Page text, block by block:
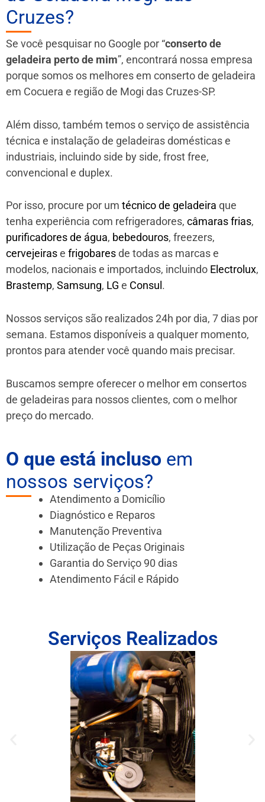
Cruzes?
Se você pesquisar no Google por “conserto de
geladeira perto de mim”, encontrará nossa empresa
porque somos os melhores em conserto de geladeira
em Cocuera e região de Mogi das Cruzes-SP.
Além disso, também temos o serviço de assistência
técnica e instalação de geladeiras domésticas e
industriais, incluindo side by side, frost free,
convencional e duplex.
Por isso, procure por um técnico de geladeira que
tenha experiência com refrigeradores, câmaras frias,
purificadores de água, bebedouros, freezers,
cervejeirase frigobaresde todas as marcas e
modelos, nacionais e importados, incluindo Electrolux,
Brastemp, Samsung, LG e Consul .
Nossos serviços são realizados 24h por dia, 7 dias por
semana. Estamos disponíveis a qualquer momento,
prontos para atender você quando mais precisar.
Buscamos sempre oferecer o melhor em consertos
de geladeiras para nossos clientes, com o melhor
preço do mercado.
O que está incluso em
nossos serviços?
Atendimento a Domicílio
Diagnóstico e Reparos
Manutenção Preventiva
Utilização de Peças Originais
Garantia do Serviço 90 dias
Atendimento Fácil e Rápido
Serviços Realizados